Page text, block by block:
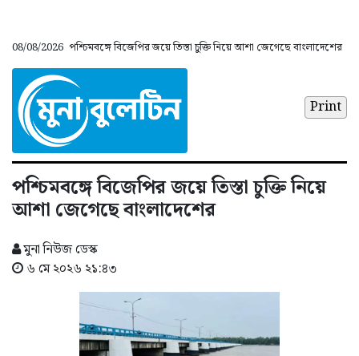
08/08/2026 পশ্চিমবঙ্গে বিজেপির জয়ে তিস্তা চুক্তি নিয়ে আশা জেগেছে বাংলাদেশের
Print
পশ্চিমবঙ্গে বিজেপির জয়ে তিস্তা চুক্তি নিয়ে
আশা জেগেছে বাংলাদেশের
মুনা নিউজ ডেস্ক
৬ মে ২০২৬ ২১:৪৩